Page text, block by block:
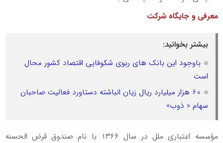
معرفی و جایگاه شرکت
بیشتر بخوانید:
باوجود این بانک های ربوی شکوفایی اقتصاد کشور محال
است
60 هزار میلیارد ریال زیان انباشته دستاورد فعالیت صاحبان
سهام « ذوب»
مؤسسه اعتباری ملل در سال ۱۳۶۶ با نام صندوق قرض ‌الحسنه